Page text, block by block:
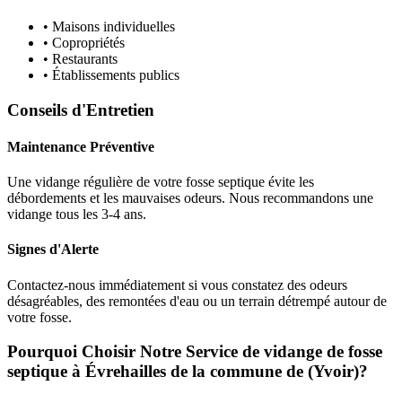
• Maisons individuelles
• Copropriétés
• Restaurants
• Établissements publics
Conseils d'Entretien
Maintenance Préventive
Une vidange régulière de votre fosse septique évite les
débordements et les mauvaises odeurs. Nous recommandons une
vidange tous les 3-4 ans.
Signes d'Alerte
Contactez-nous immédiatement si vous constatez des odeurs
désagréables, des remontées d'eau ou un terrain détrempé autour de
votre fosse.
Pourquoi Choisir Notre Service de vidange de fosse
septique à Évrehailles de la commune de (Yvoir)?